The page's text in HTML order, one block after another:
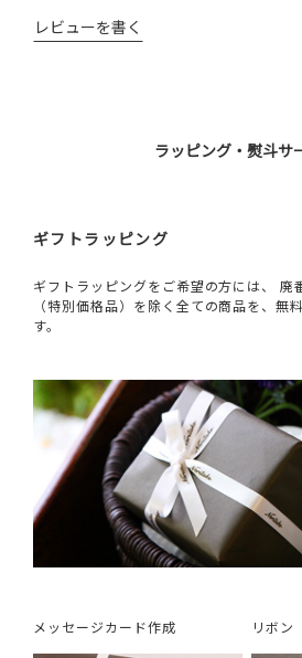
レビューを書く
ラッピング・熨斗サ
ギフトラッピング
ギフトラッピングをご希望の方には、 廃
（特別価格品）を除く全ての商品を、無
す。
メッセージカード作成 リボン